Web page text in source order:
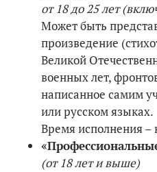
от 18 до 25 лет
Может быть
произведение
Великой
военных лет,
написанное самим
или русском языках.
Время исполнения –
(от 18 лет и выше)